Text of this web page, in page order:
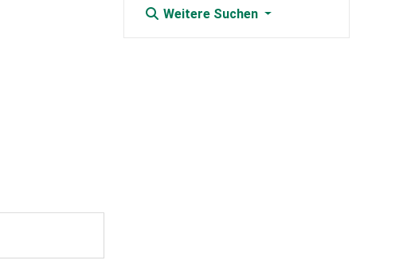
Weitere Suchen